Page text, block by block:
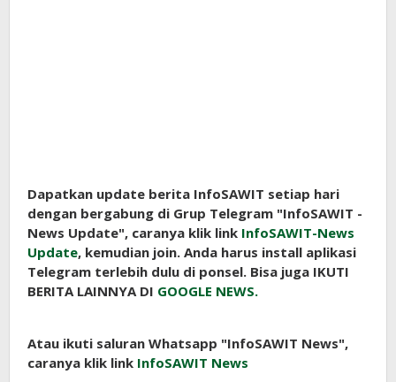
Dapatkan update berita InfoSAWIT setiap hari
dengan bergabung di Grup Telegram "InfoSAWIT -
News Update", caranya klik link InfoSAWIT-News
Update, kemudian join. Anda harus install aplikasi
Telegram terlebih dulu di ponsel. Bisa juga IKUTI
BERITA LAINNYA DI GOOGLE NEWS.
Atau ikuti saluran Whatsapp "InfoSAWIT News",
caranya klik link InfoSAWIT News